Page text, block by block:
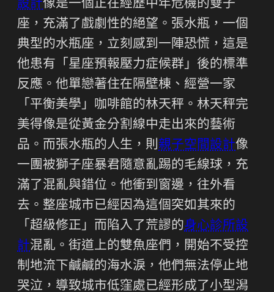
設計像是一個正在經歷中年危機的雙子
座，充滿了戲劇性的絕望。張水瓶，一個
典型的水瓶座，立刻感到一陣恐慌，這是
他患有「星座預報壓力症候群」後的標準
反應。他單戀著住在隔壁棟、經營一家
「平衡美學」咖啡館的林天秤。林天秤完
美得像是從黃金分割線中走出來的藝術
品。而張水瓶的人生，則親子空間設計像
一團被獅子座暴君隨意亂踢的毛線球，充
滿了混亂與錯位。他衝到窗邊，往外看
去。整座城市已經因為這個突如其來的
「超級修正」而陷入了荒謬的身心診所設
計混亂。街道上的雙魚座們，開始不受控
制地流下鹹鹹的海水淚，他們無法停止地
哭泣，導致城市低窪處已經形成了小型潟